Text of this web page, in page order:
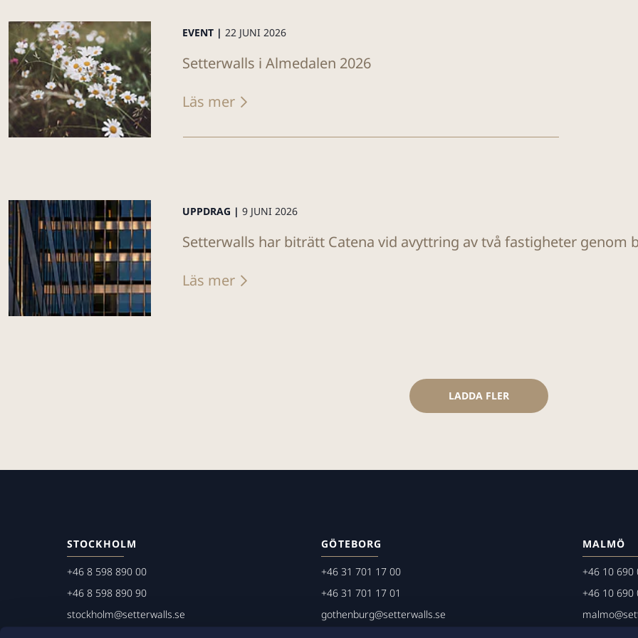
EVENT | 22 JUNI 2026
Setterwalls i Almedalen 2026
Läs mer
UPPDRAG | 9 JUNI 2026
Setterwalls har biträtt Catena vid avyttring av två fastigheter genom
Läs mer
LADDA FLER
STOCKHOLM
+46 8 598 890 00
+46 8 598 890 90
stockholm@setterwalls.se
GÖTEBORG
+46 31 701 17 00
+46 31 701 17 01
gothenburg@setterwalls.se
MALMÖ
+46 10 690
+46 10 690